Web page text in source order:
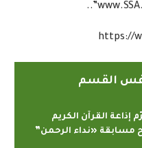
القسم
إذاعة القرآن الكريم
مسابقة «نداء الرحمن”